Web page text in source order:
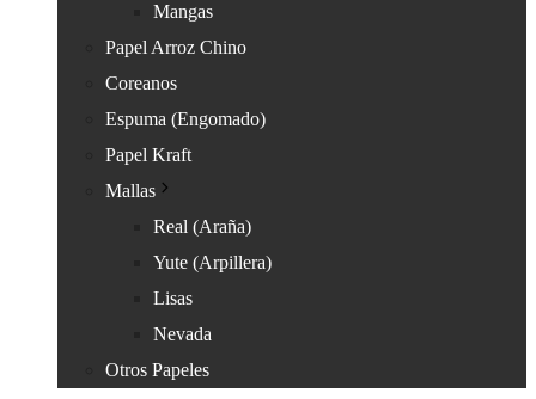
Mangas
Papel Arroz Chino
Coreanos
Espuma (Engomado)
Papel Kraft
Mallas
Real (Araña)
Yute (Arpillera)
Lisas
Nevada
Otros Papeles